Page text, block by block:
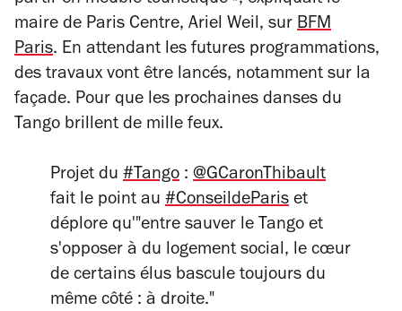
maire de Paris Centre, Ariel Weil, sur BFM
Paris. En attendant les futures programmations,
des travaux vont être lancés, notamment sur la
façade. Pour que les prochaines danses du
Tango brillent de mille feux.
Projet du #Tango : @GCaronThibault
fait le point au #ConseildeParis et
déplore qu'"entre sauver le Tango et
s'opposer à du logement social, le cœur
de certains élus bascule toujours du
même côté : à droite."